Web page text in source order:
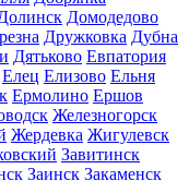
Домодедово
Дружковка Дубна
Дятьково Евпатория
Елец Елизово Ельня
Ермолино Ершов
Железногорск
Жердевка Жигулевск
Завитинск
Заинск Закаменск